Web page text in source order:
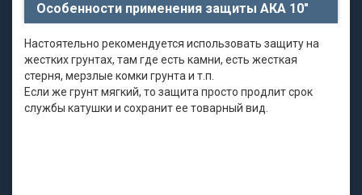
Особенности применения защиты АКА 10"
Настоятельно рекомендуется использовать защиту на
жестких грунтах, там где есть камни, есть жесткая
стерня, мерзлые комки грунта и т.п.
Если же грунт мягкий, то защита просто продлит срок
службы катушки и сохранит ее товарный вид.